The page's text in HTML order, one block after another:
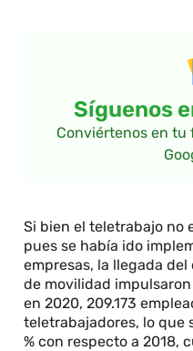
Síguenos
Conviértenos en
Si bien el teletrabajo no
pues se había ido
empresas, la llegada
de movilidad
en 2020, 209.173
teletrabajadores, lo que
% con respecto a 2018,